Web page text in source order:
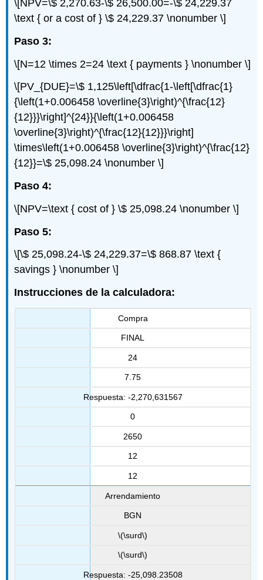
\[NPV=\$ 2,270.63-\$ 26,500.00=-\$ 24,229.37
\text { or a cost of } \$ 24,229.37 \nonumber \]
Paso 3:
\[N=12 \times 2=24 \text { payments } \nonumber \]
\[PV_{DUE}=\$ 1,125\left[\dfrac{1-\left[\dfrac{1}
{\left(1+0.006458 \overline{3}\right)^{\frac{12}
{12}}}\right]^{24}}{\left(1+0.006458
\overline{3}\right)^{\frac{12}{12}}}\right]
\times\left(1+0.006458 \overline{3}\right)^{\frac{12}
{12}}=\$ 25,098.24 \nonumber \]
Paso 4:
\[NPV=\text { cost of } \$ 25,098.24 \nonumber \]
Paso 5:
\[\$ 25,098.24-\$ 24,229.37=\$ 868.87 \text {
savings } \nonumber \]
Instrucciones de la calculadora:
Compra
FINAL
24
7.75
Respuesta: -2,270,631567
0
2650
12
12
Arrendamiento
BGN
\(\surd\)
\(\surd\)
Respuesta: -25,098.23508